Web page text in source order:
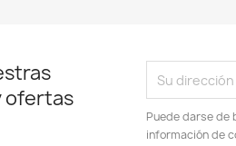
ofertas
Puede darse de
información de